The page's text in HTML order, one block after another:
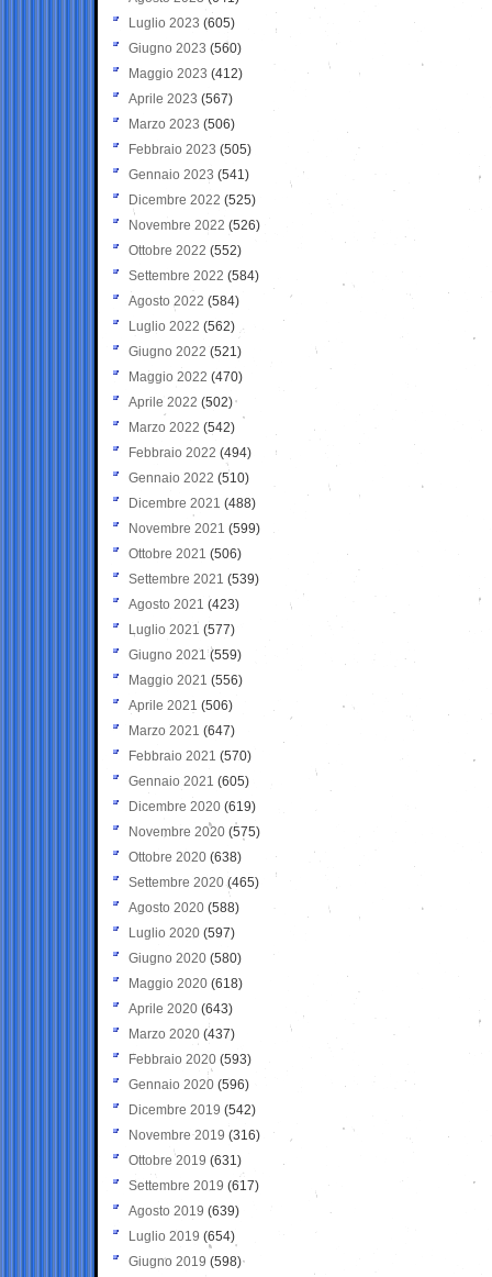
Luglio 2023 (605)
Giugno 2023 (560)
Maggio 2023 (412)
Aprile 2023 (567)
Marzo 2023 (506)
Febbraio 2023 (505)
Gennaio 2023 (541)
Dicembre 2022 (525)
Novembre 2022 (526)
Ottobre 2022 (552)
Settembre 2022 (584)
Agosto 2022 (584)
Luglio 2022 (562)
Giugno 2022 (521)
Maggio 2022 (470)
Aprile 2022 (502)
Marzo 2022 (542)
Febbraio 2022 (494)
Gennaio 2022 (510)
Dicembre 2021 (488)
Novembre 2021 (599)
Ottobre 2021 (506)
Settembre 2021 (539)
Agosto 2021 (423)
Luglio 2021 (577)
Giugno 2021(559)
Maggio 2021 (556)
Aprile 2021 (506)
Marzo 2021 (647)
Febbraio 2021 (570)
Gennaio 2021 (605)
Dicembre 2020 (619)
Novembre 2020 (575)
Ottobre 2020 (638)
Settembre 2020(465)
Agosto 2020 (588)
Luglio 2020 (597)
Giugno 2020 (580)
Maggio 2020 (618)
Aprile 2020 (643)
Marzo 2020 (437)
Febbraio 2020 (593)
Gennaio 2020 (596)
Dicembre 2019 (542)
Novembre 2019 (316)
Ottobre 2019 (631)
Settembre 2019 (617)
Agosto 2019 (639)
Luglio 2019 (654)
Giugno 2019 (598)